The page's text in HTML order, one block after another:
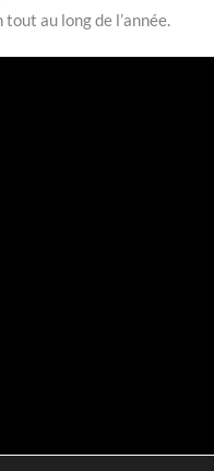
au long de l’année.